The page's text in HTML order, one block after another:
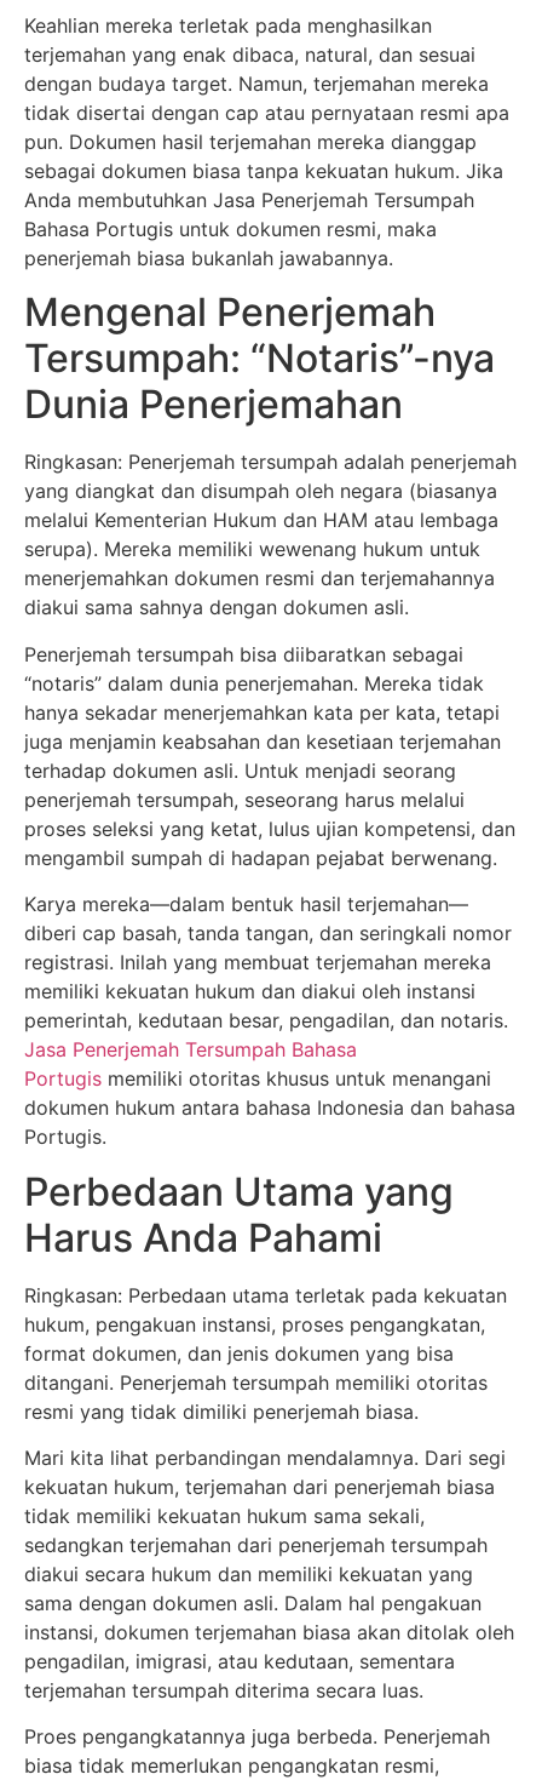
Keahlian mereka terletak pada menghasilkan
terjemahan yang enak dibaca, natural, dan sesuai
dengan budaya target. Namun, terjemahan mereka
tidak disertai dengan cap atau pernyataan resmi apa
pun. Dokumen hasil terjemahan mereka dianggap
sebagai dokumen biasa tanpa kekuatan hukum. Jika
Anda membutuhkan Jasa Penerjemah Tersumpah
Bahasa Portugis untuk dokumen resmi, maka
penerjemah biasa bukanlah jawabannya.
Mengenal Penerjemah
Tersumpah: “Notaris”-nya
Dunia Penerjemahan
Ringkasan: Penerjemah tersumpah adalah penerjemah
yang diangkat dan disumpah oleh negara (biasanya
melalui Kementerian Hukum dan HAM atau lembaga
serupa). Mereka memiliki wewenang hukum untuk
menerjemahkan dokumen resmi dan terjemahannya
diakui sama sahnya dengan dokumen asli.
Penerjemah tersumpah bisa diibaratkan sebagai
“notaris” dalam dunia penerjemahan. Mereka tidak
hanya sekadar menerjemahkan kata per kata, tetapi
juga menjamin keabsahan dan kesetiaan terjemahan
terhadap dokumen asli. Untuk menjadi seorang
penerjemah tersumpah, seseorang harus melalui
proses seleksi yang ketat, lulus ujian kompetensi, dan
mengambil sumpah di hadapan pejabat berwenang.
Karya mereka—dalam bentuk hasil terjemahan—
diberi cap basah, tanda tangan, dan seringkali nomor
registrasi. Inilah yang membuat terjemahan mereka
memiliki kekuatan hukum dan diakui oleh instansi
pemerintah, kedutaan besar, pengadilan, dan notaris.
Jasa Penerjemah Tersumpah Bahasa
Portugis memiliki otoritas khusus untuk menangani
dokumen hukum antara bahasa Indonesia dan bahasa
Portugis.
Perbedaan Utama yang
Harus Anda Pahami
Ringkasan: Perbedaan utama terletak pada kekuatan
hukum, pengakuan instansi, proses pengangkatan,
format dokumen, dan jenis dokumen yang bisa
ditangani. Penerjemah tersumpah memiliki otoritas
resmi yang tidak dimiliki penerjemah biasa.
Mari kita lihat perbandingan mendalamnya. Dari segi
kekuatan hukum, terjemahan dari penerjemah biasa
tidak memiliki kekuatan hukum sama sekali,
sedangkan terjemahan dari penerjemah tersumpah
diakui secara hukum dan memiliki kekuatan yang
sama dengan dokumen asli. Dalam hal pengakuan
instansi, dokumen terjemahan biasa akan ditolak oleh
pengadilan, imigrasi, atau kedutaan, sementara
terjemahan tersumpah diterima secara luas.
Proes pengangkatannya juga berbeda. Penerjemah
biasa tidak memerlukan pengangkatan resmi,